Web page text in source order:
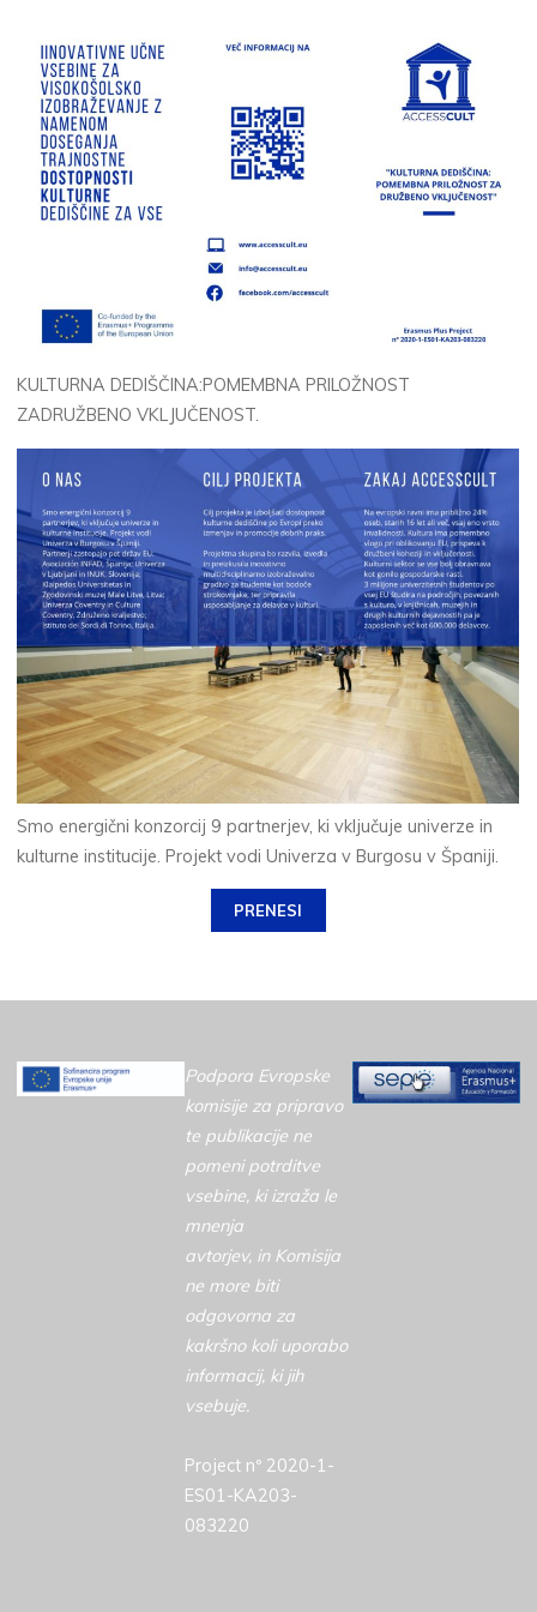
KULTURNA DEDIŠČINA:POMEMBNA PRILOŽNOST
ZADRUŽBENO VKLJUČENOST.
Smo energični konzorcij 9 partnerjev, ki vključuje univerze in
kulturne institucije. Projekt vodi Univerza v Burgosu v Španiji.
PRENESI
Podpora Evropske
komisije za pripravo
te publikacije ne
pomeni potrditve
vsebine, ki izraža le
mnenja
avtorjev, in Komisija
ne more biti
odgovorna za
kakršno koli uporabo
informacij, ki jih
vsebuje.
Project nº 2020-1-
ES01-KA203-
083220